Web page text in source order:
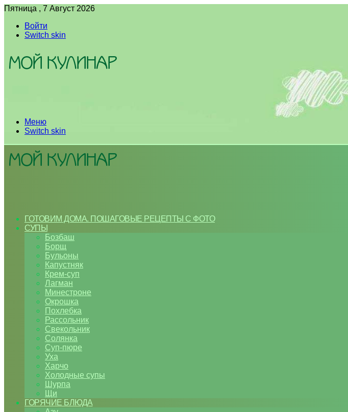
Пятница , 7 Август 2026
Войти
Switch skin
Меню
Switch skin
ГОТОВИМ ДОМА. ПОШАГОВЫЕ РЕЦЕПТЫ С ФОТО
СУПЫ
Бозбаш
Борщ
Бульоны
Капустняк
Крем-суп
Лагман
Минестроне
Окрошка
Похлебка
Рассольник
Свекольник
Солянка
Суп-пюре
Уха
Харчо
Холодные супы
Шурпа
Щи
ГОРЯЧИЕ БЛЮДА